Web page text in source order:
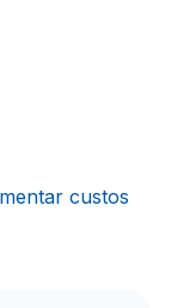
custos